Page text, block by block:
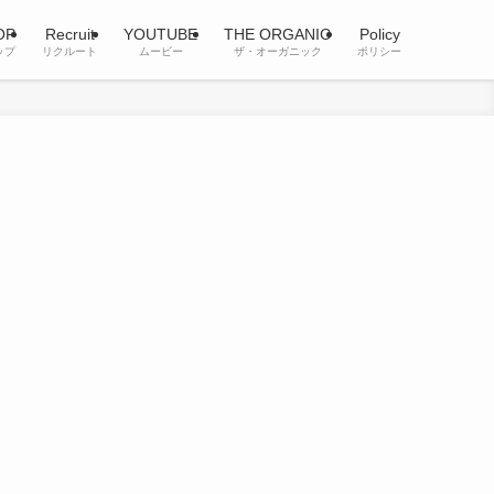
プ
Recruit
リクルート
YOUTUBE
ムービー
THE ORGANIC
ザ・オーガニック
Policy
ポリシー